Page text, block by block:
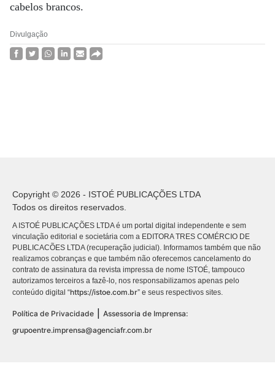
cabelos brancos.
Divulgação
Copyright © 2026 - ISTOÉ PUBLICAÇÕES LTDA
Todos os direitos reservados.
A ISTOÉ PUBLICAÇÕES LTDA é um portal digital independente e sem
vinculação editorial e societária com a EDITORA TRES COMÉRCIO DE
PUBLICACÕES LTDA (recuperação judicial). Informamos também que não
realizamos cobranças e que também não oferecemos cancelamento do
contrato de assinatura da revista impressa de nome ISTOÉ, tampouco
autorizamos terceiros a fazê-lo, nos responsabilizamos apenas pelo
conteúdo digital “https://istoe.com.br” e seus respectivos sites.
Política de Privacidade
Assessoria de Imprensa:
grupoentre.imprensa@agenciafr.com.br